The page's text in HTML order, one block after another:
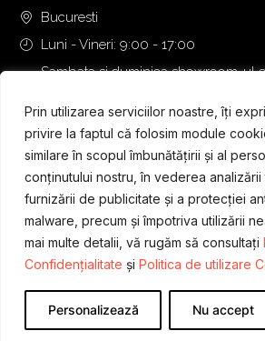
Prin utilizarea serviciilor noastre, îți
privire la faptul că folosim module
similare în scopul îmbunătățirii și al
conținutului nostru, în vederea analizării
furnizării de publicitate și a protecției
malware, precum și împotriva utilizării
mai multe detalii, vă rugăm să consultați
Confidențialitate și Politica de utilizare
Personalizează Nu accept
Bucuresti
Luni - Vineri: 9:00 - 17:00
Sambata si duminica showroom-ul
Designed & Developed by